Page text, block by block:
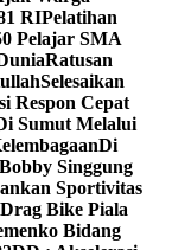
RIPelatihan
Pelajar SMA
Ratusan
Selesaikan
Respon Cepat
Sumut Melalui
Di
Singgung
Sportivitas
Bike Piala
Bidang